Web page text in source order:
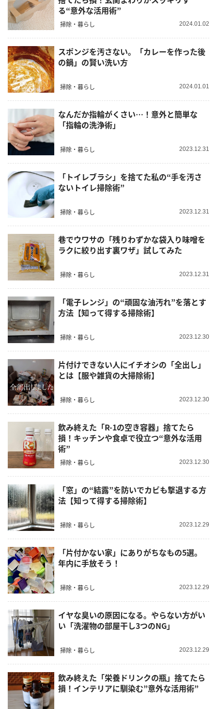
る“意外な活用術”
掃除・暮らし 2024.01.02
スポンジを汚さない。「カレーを作った後
の鍋」の賢い洗い方
掃除・暮らし 2024.01.01
なんだか指輪がくさい…！意外と簡単な
「指輪の洗浄術」
掃除・暮らし 2023.12.31
「トイレブラシ」を捨てた私の“手を汚さ
ないトイレ掃除術”
掃除・暮らし 2023.12.31
巷でウワサの「残りわずかな袋入り味噌を
ラクに絞り出す裏ワザ」試してみた
掃除・暮らし 2023.12.31
「電子レンジ」の“頑固な油汚れ”を落とす
方法【知って得する掃除術】
掃除・暮らし 2023.12.30
片付けできない人にイチオシの「全出し」
とは【服や雑貨の大掃除術】
掃除・暮らし 2023.12.30
飲み終えた「R-1の空き容器」捨てたら
損！キッチンや食卓で役立つ“意外な活用
術”
掃除・暮らし 2023.12.30
「窓」の“結露”を防いでカビも撃退する方
法【知って得する掃除術】
掃除・暮らし 2023.12.29
「片付かない家」にありがちなもの5選。
年内に手放そう！
掃除・暮らし 2023.12.29
イヤな臭いの原因になる。やらない方がい
い「洗濯物の部屋干し3つのNG」
掃除・暮らし 2023.12.29
飲み終えた「栄養ドリンクの瓶」捨てたら
損！インテリアに馴染む”意外な活用術”